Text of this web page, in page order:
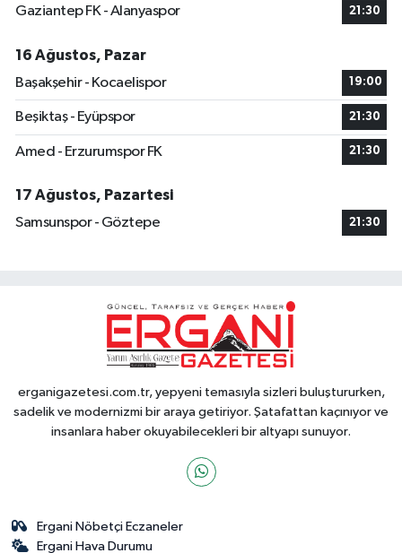
Gaziantep FK - Alanyaspor 21:30
16 Ağustos, Pazar
Başakşehir - Kocaelispor
19:00
Beşiktaş - Eyüpspor 21:30
Amed - Erzurumspor FK 21:30
17 Ağustos, Pazartesi
Samsunspor - Göztepe
21:30
erganigazetesi.com.tr, yepyeni temasıyla sizleri buluştururken,
sadelik ve modernizmi bir araya getiriyor. Şatafattan kaçınıyor ve
insanlara haber okuyabilecekleri bir altyapı sunuyor.
Ergani Nöbetçi Eczaneler
Ergani Hava Durumu